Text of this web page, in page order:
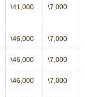
\41,000 \7,000
\46,000 \7,000
\46,000 \7,000
\46,000 \7,000